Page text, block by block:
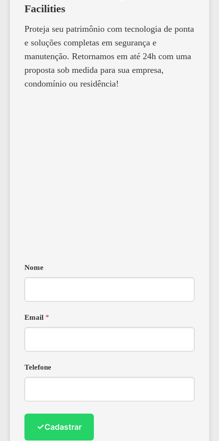
Facilities
Proteja seu patrimônio com tecnologia de ponta
e soluções completas em segurança e
manutenção. Retornamos em até 24h com uma
proposta sob medida para sua empresa,
condomínio ou residência!
Nome
Email *
Telefone
✓Cadastrar